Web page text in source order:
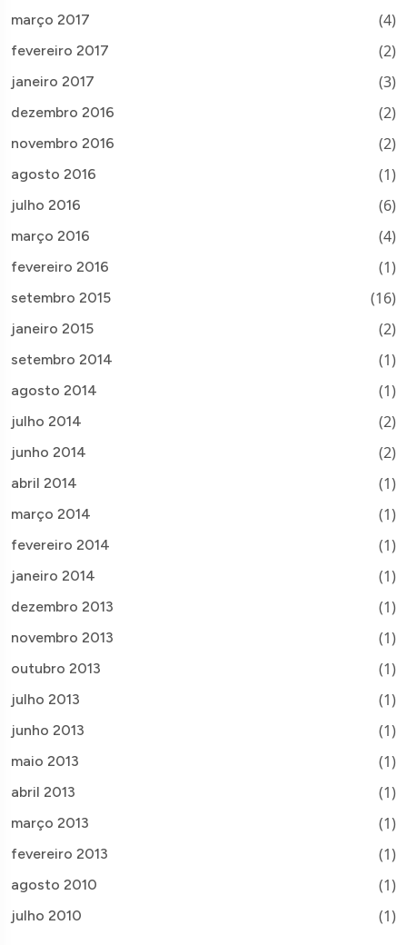
março 2017 (4)
fevereiro 2017 (2)
janeiro 2017 (3)
dezembro 2016 (2)
novembro 2016 (2)
agosto 2016 (1)
julho 2016 (6)
março 2016 (4)
fevereiro 2016 (1)
setembro 2015 (16)
janeiro 2015 (2)
setembro 2014 (1)
agosto 2014 (1)
julho 2014 (2)
junho 2014 (2)
abril 2014 (1)
março 2014 (1)
fevereiro 2014 (1)
janeiro 2014 (1)
dezembro 2013 (1)
novembro 2013 (1)
outubro 2013 (1)
julho 2013 (1)
junho 2013 (1)
maio 2013 (1)
abril 2013 (1)
março 2013 (1)
fevereiro 2013 (1)
agosto 2010 (1)
julho 2010 (1)